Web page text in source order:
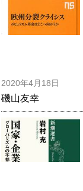
2020年4月18日
磯山友幸